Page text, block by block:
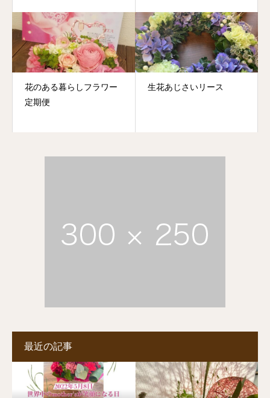
花のある暮らしフラワー
定期便
生花あじさいリース
最近の記事